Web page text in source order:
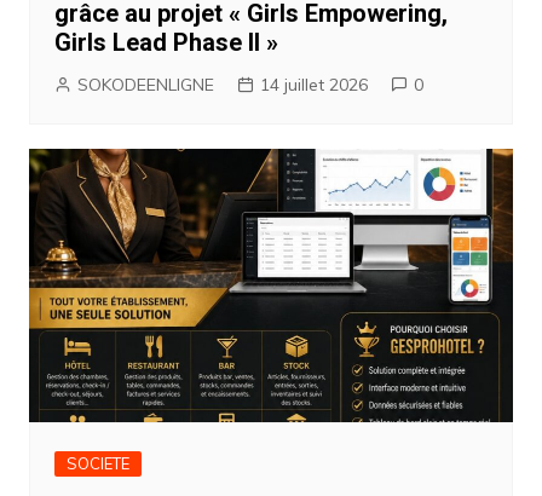
grâce au projet « Girls Empowering,
Girls Lead Phase II »
SOKODEENLIGNE 14 juillet 2026 0
SOCIETE